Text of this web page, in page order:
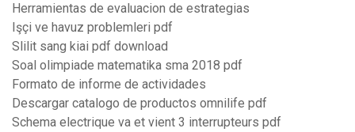
Herramientas de evaluacion de estrategias
Işçi ve havuz problemleri pdf
Slilit sang kiai pdf download
Soal olimpiade matematika sma 2018 pdf
Formato de informe de actividades
Descargar catalogo de productos omnilife pdf
Schema electrique va et vient 3 interrupteurs pdf